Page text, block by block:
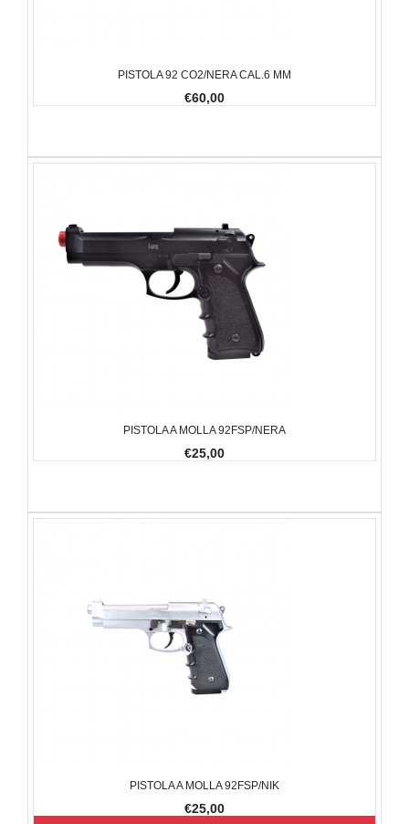
PISTOLA 92 CO2/NERA CAL.6 MM
€60,00
PISTOLA A MOLLA 92FSP/NERA
€25,00
PISTOLA A MOLLA 92FSP/NIK
€25,00